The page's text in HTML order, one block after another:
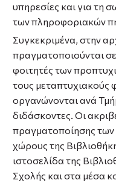
υπηρεσίες και για τη
των πληροφοριακών
Συγκεκριμένα, στην
πραγματοποιούνται
φοιτητές των
τους μεταπτυχιακούς
οργανώνονται ανά
διδάσκοντες. Οι
πραγματοποίησης των
χώρους της
ιστοσελίδα της
Σχολής και στα μέσα